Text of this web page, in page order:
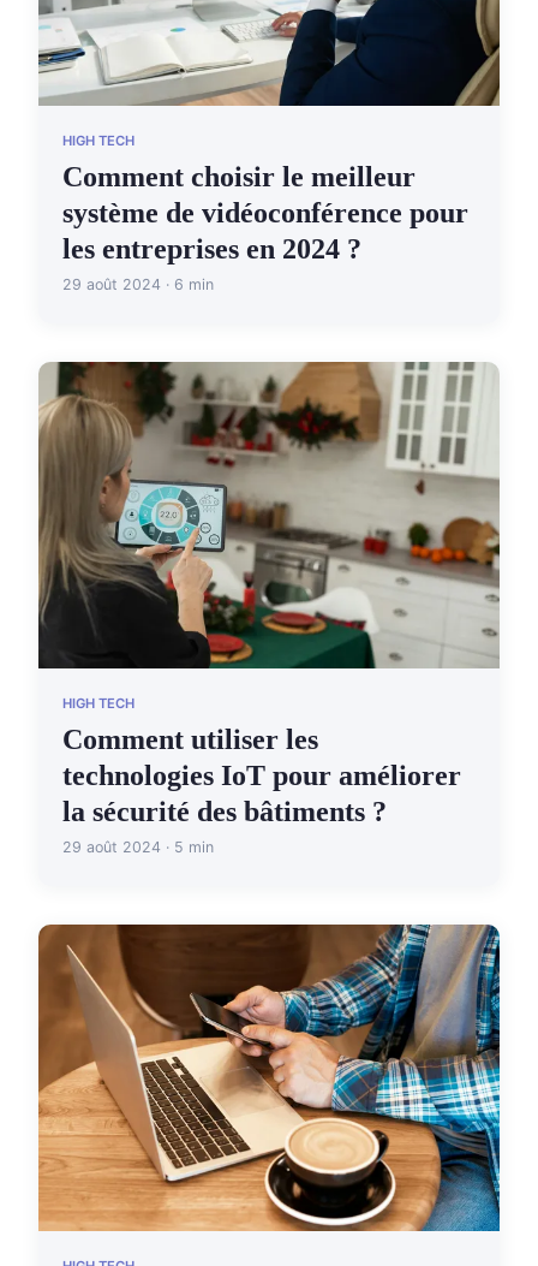
HIGH TECH
Comment choisir le meilleur
système de vidéoconférence pour
les entreprises en 2024 ?
29 août 2024 · 6 min
HIGH TECH
Comment utiliser les
technologies IoT pour améliorer
la sécurité des bâtiments ?
29 août 2024 · 5 min